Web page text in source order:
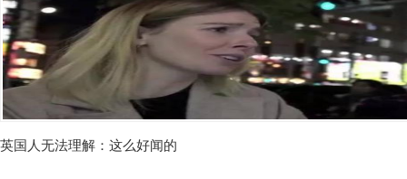
英国人无法理解：这么好闻的